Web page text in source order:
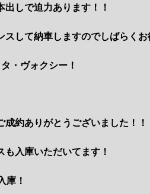
出しで迫力あります！！
スして納車しますのでしばらく
・ヴォクシー！
成約ありがとうございました！！
も入庫いただいてます！
庫！